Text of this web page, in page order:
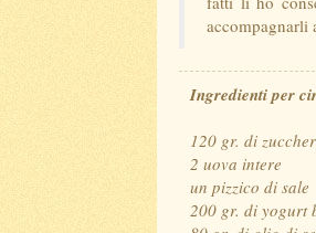
accompagnarli
Ingredienti per
120 gr. di
2 uova intere
un pizzico di sale
200 gr. di yogurt